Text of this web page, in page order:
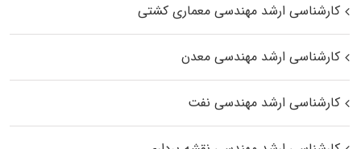
کارشناسی ارشد مهندسی معماری کشتی
کارشناسی ارشد مهندسی معدن
کارشناسی ارشد مهندسی نفت